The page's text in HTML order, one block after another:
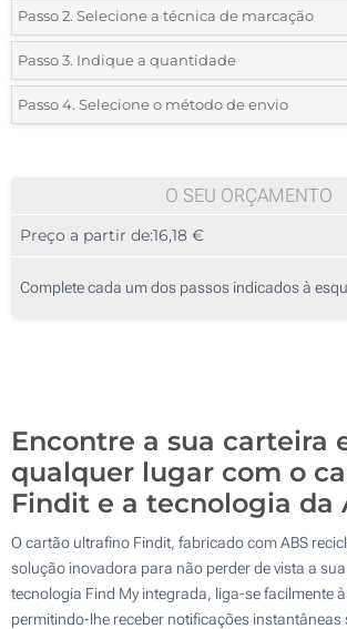
Passo 2. Selecione a técnica de marcação
*Selecione o tipo de marcação e as cores do
1 Cor (Na frente)
Passo 3. Indique a quantidade
*Quantidade mínima:5
10
25
Passo 4. Selecione o método de envio
O SEU ORÇAMENTO
Preço a partir de:16,18 €
Complete cada um dos passos indicados à
Encontre a sua carteira
qualquer lugar com o
Findit e a tecnologia da
O cartão ultrafino Findit, fabricado com ABS
solução inovadora para não perder de vista a
tecnologia Find My integrada, liga-se facilmente
permitindo-lhe receber notificações instantâneas